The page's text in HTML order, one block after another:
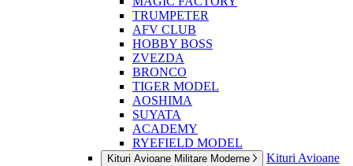
TRUMPETER
AFV CLUB
HOBBY BOSS
ZVEZDA
BRONCO
TIGER MODEL
AOSHIMA
SUYATA
ACADEMY
RYEFIELD MODEL
Kituri Avioane Militare Moderne
Kituri Avioane